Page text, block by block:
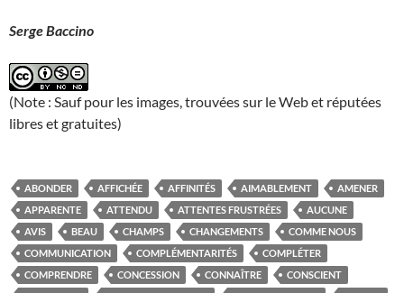
Serge Baccino
(Note : Sauf pour les images, trouvées sur le Web et réputées
libres et gratuites)
ABONDER AFFICHÉE AFFINITÉS AIMABLEMENT
AMENER
APPARENTE
ATTENDU ATTENTES FRUSTRÉES
AUCUNE
AVIS
BEAU CHAMPS CHANGEMENTS
COMME NOUS
COMMUNICATION
COMPLÉMENTARITÉS
COMPLÉTER
COMPRENDRE
CONCESSION CONNAÎTRE
CONSCIENT